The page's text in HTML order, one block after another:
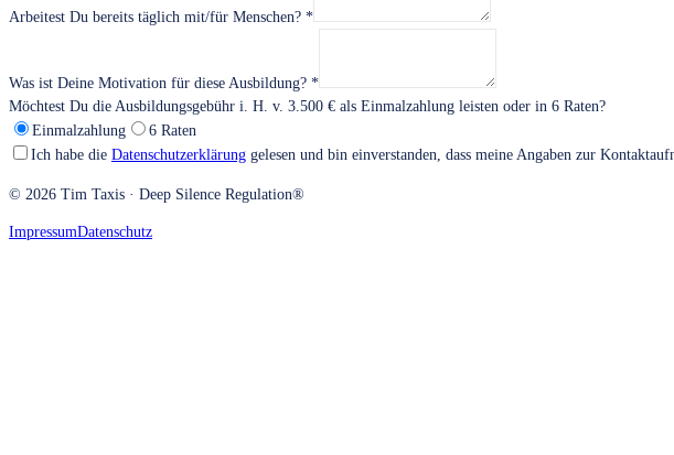
Arbeitest Du bereits täglich mit/für Menschen? *
Was ist Deine Motivation für diese Ausbildung? *
Möchtest Du die Ausbildungsgebühr i. H. v. 3.500 € als Einmalzahlung leisten oder in 6 Raten?
Einmalzahlung
6 Raten
Ich habe die Datenschutzerklärung gelesen und bin einverstanden, dass meine Angaben zur
© 2026 Tim Taxis · Deep Silence Regulation®
ImpressumDatenschutz